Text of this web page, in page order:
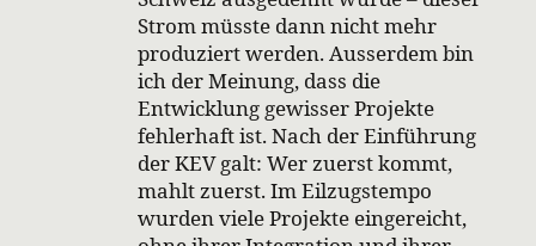
Strom müsste dann nicht mehr
produziert werden. Ausserdem bin
ich der Meinung, dass die
Entwicklung gewisser Projekte
fehlerhaft ist. Nach der Einführung
der KEV galt: Wer zuerst kommt,
mahlt zuerst. Im Eilzugstempo
wurden viele Projekte eingereicht,